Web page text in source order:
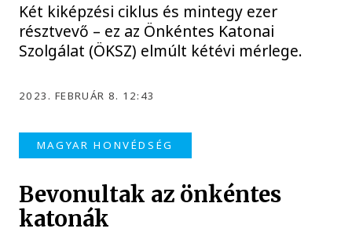
Két kiképzési ciklus és mintegy ezer
résztvevő – ez az Önkéntes Katonai
Szolgálat (ÖKSZ) elmúlt kétévi mérlege.
2023. FEBRUÁR 8. 12:43
MAGYAR HONVÉDSÉG
Bevonultak az önkéntes
katonák